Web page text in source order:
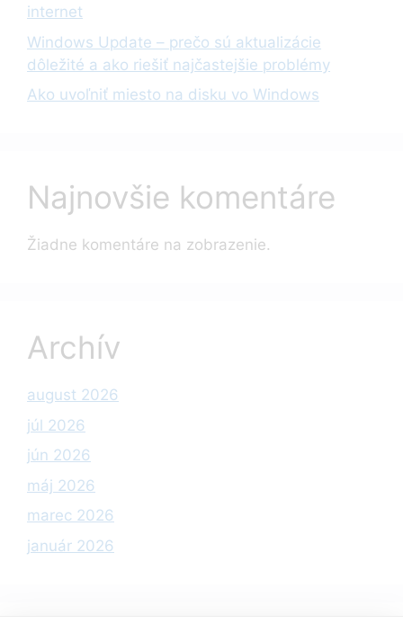
internet
Windows Update – prečo sú aktualizácie
dôležité a ako riešiť najčastejšie problémy
Ako uvoľniť miesto na disku vo Windows
Najnovšie komentáre
Žiadne komentáre na zobrazenie.
Archív
august 2026
júl 2026
jún 2026
máj 2026
marec 2026
január 2026